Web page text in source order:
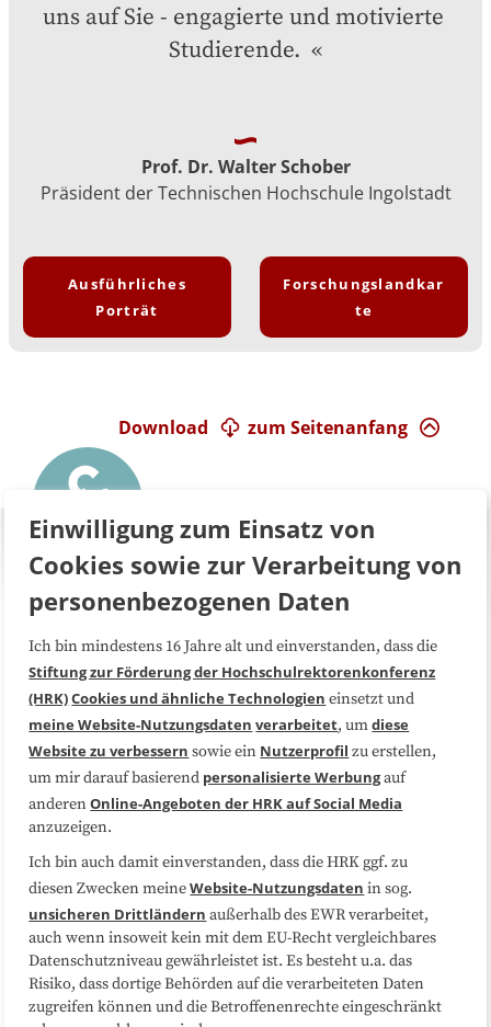
uns auf Sie - engagierte und motivierte
Studierende.
Prof. Dr. Walter Schober
Präsident der Technischen Hochschule Ingolstadt
Ausführliches
Porträt
Forschungslandkar
te
zum Seitenanfang
Download
Über uns FAQ
Medienarbeit Kooperationen
Datenschutzerklärung Impressum
Sitemap
Folgen Sie uns
Einwilligung zum Einsatz von
Cookies sowie zur Verarbeitung von
personenbezogenen Daten
Ich bin mindestens 16 Jahre alt und einverstanden, dass die
Stiftung zur Förderung der Hochschulrektorenkonferenz
(HRK)Cookies und ähnliche Technologien einsetzt und
meine Website-Nutzungsdaten verarbeitet, umdiese
Website zu verbessern sowie ein Nutzerprofil zu erstellen,
um mir darauf basierend personalisierte Werbungauf
anderenOnline-Angeboten der HRK auf Social Media
anzuzeigen.
Ich bin auch damit einverstanden, dass die HRK ggf. zu
diesen Zwecken meineWebsite-Nutzungsdaten in sog.
unsicheren Drittländern außerhalb des EWR verarbeitet,
auch wenn insoweit kein mit dem EU-Recht vergleichbares
Datenschutzniveau gewährleistet ist. Es besteht u.a. das
Risiko, dass dortige Behörden auf die verarbeiteten Daten
zugreifen können und die Betroffenenrechte eingeschränkt